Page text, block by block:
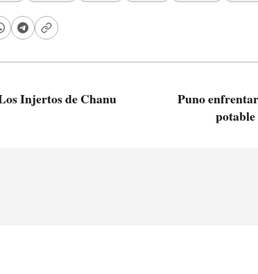
Injertos de Chanu
Puno